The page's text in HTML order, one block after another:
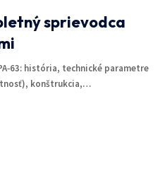
sprievodca
história, technické parametre
konštrukcia,…